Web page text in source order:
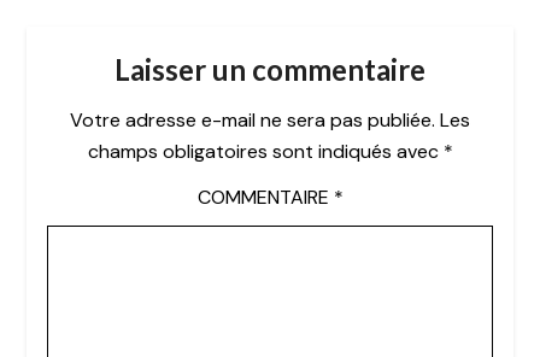
Laisser un commentaire
Votre adresse e-mail ne sera pas publiée. Les
champs obligatoires sont indiqués avec *
COMMENTAIRE *